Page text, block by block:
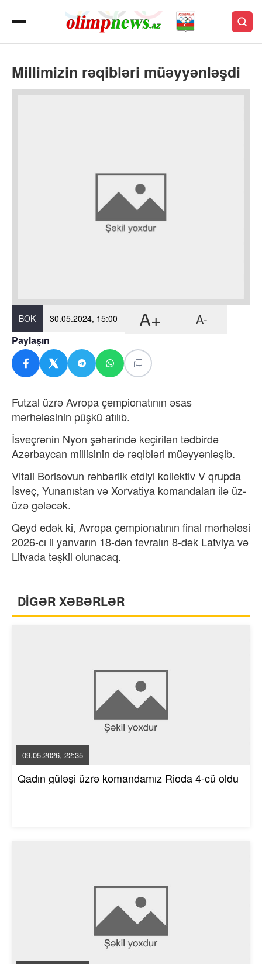
Millimizin rəqibləri müəyyənləşdi
BOK 30.05.2024, 15:00 A+ A-
Paylaşın
Futzal üzrə Avropa çempionatının əsas
mərhələsinin püşkü atılıb.
İsveçrənin Nyon şəhərində keçirilən tədbirdə
Azərbaycan millisinin də rəqibləri müəyyənləşib.
Vitali Borisovun rəhbərlik etdiyi kollektiv V qrupda
İsveç, Yunanıstan və Xorvatiya komandaları ilə üz-
üzə gələcək.
Qeyd edək ki, Avropa çempionatının final mərhələsi
2026-cı il yanvarın 18-dən fevralın 8-dək Latviya və
Litvada təşkil olunacaq.
DİGƏR XƏBƏRLƏR
09.05.2026, 22:35
Qadın güləşi üzrə komandamız Rioda 4-cü oldu